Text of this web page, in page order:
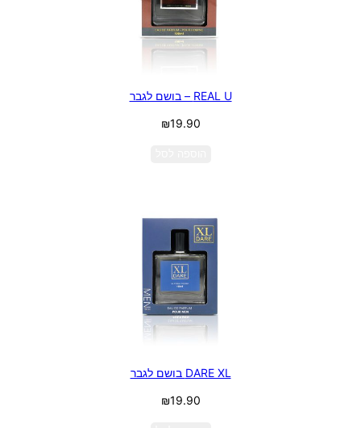
REAL U – בושם לגבר
₪19.90
DARE XL בושם לגבר
₪19.90